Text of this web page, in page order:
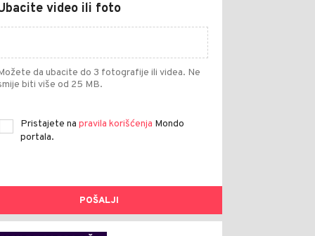
video ili foto
da ubacite do 3 fotografije ili videa. Ne
biti više od 25 MB.
Pristajete na pravila korišćenja Mondo
portala.
POŠALJI